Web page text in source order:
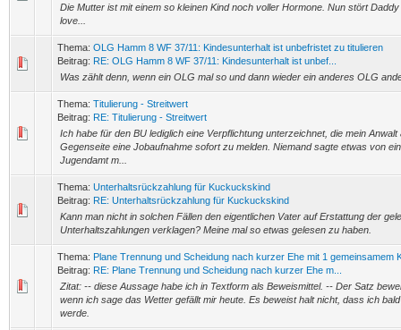
Die Mutter ist mit einem so kleinen Kind noch voller Hormone. Nun stört
love...
Thema: OLG Hamm 8 WF 37/11: Kindesunterhalt ist unbefristet zu titulieren
Beitrag: RE: OLG Hamm 8 WF 37/11: Kindesunterhalt ist unbef...
Was zählt denn, wenn ein OLG mal so und dann wieder ein anderes OLG
Thema: Titulierung - Streitwert
Beitrag: RE: Titulierung - Streitwert
Ich habe für den BU lediglich eine Verpflichtung unterzeichnet, die mein
Gegenseite eine Jobaufnahme sofort zu melden. Niemand sagte etwas von
Jugendamt m...
Thema: Unterhaltsrückzahlung für Kuckuckskind
Beitrag: RE: Unterhaltsrückzahlung für Kuckuckskind
Kann man nicht in solchen Fällen den eigentlichen Vater auf Erstattung der
Unterhaltszahlungen verklagen? Meine mal so etwas gelesen zu haben.
Thema: Plane Trennung und Scheidung nach kurzer Ehe mit 1 gemeinsamem
Beitrag: RE: Plane Trennung und Scheidung nach kurzer Ehe m...
Zitat: -- diese Aussage habe ich in Textform als Beweismittel. -- Der Satz
wenn ich sage das Wetter gefällt mir heute. Es beweist halt nicht, dass ich
werde.